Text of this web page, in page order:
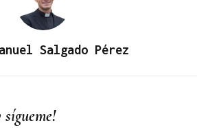
Salgado Pérez